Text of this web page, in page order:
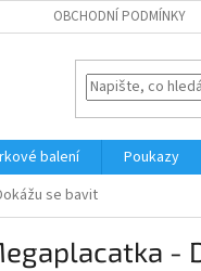
OBCHODNÍ PODMÍNKY
balení Poukazy
se bavit
-